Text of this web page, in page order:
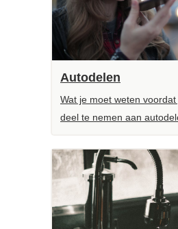
Autodelen
Wat je moet weten
deel te nemen aan